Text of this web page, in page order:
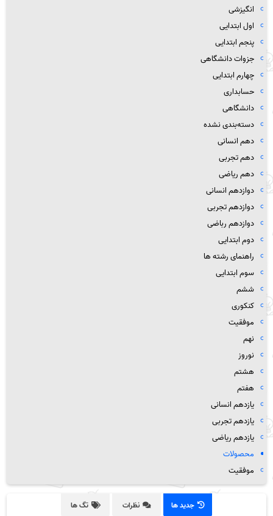
انگیزشی
اول ابتدایی
پنجم ابتدایی
جزوات دانشگاهی
چهارم ابتدایی
حسابداری
دانشگاهی
دسته‌بندی نشده
دهم انسانی
دهم تجربی
دهم ریاضی
دوازدهم انسانی
دوازدهم تجربی
دوازدهم رباضی
دوم ابتدایی
راهنمای رشته ها
سوم ابتدایی
ششم
کنکوری
موفقیت
نهم
نوروز
هشتم
هفتم
یازدهم انسانی
یازدهم تجربی
یازدهم ریاضی
محصولات
موفقیت
جدید ها نظرات تگ ها